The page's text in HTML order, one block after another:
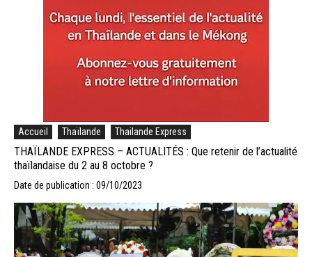
Accueil Thaïlande Thailande Express
THAÏLANDE EXPRESS – ACTUALITÉS : Que retenir de l’actualité
thaïlandaise du 2 au 8 octobre ?
Date de publication : 09/10/2023